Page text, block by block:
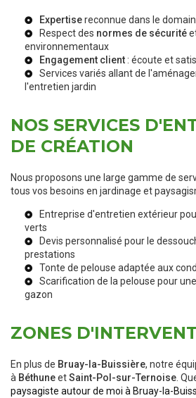
Expertisereconnue dans le
Respect des normes de sécurité
environnementaux
Engagement client : écoute et
Services variés allant de l'
l'entretien jardin
NOS SERVICES
DE CRÉATION
Nous proposons une large gamme de
tous vos besoins en jardinage et
Entreprise d'entretien extérieur
verts
Devis personnalisé pour le
prestations
Tonte de pelouse adaptée aux
Scarification de la pelouse pour
gazon
ZONES
En plus de Bruay-la-Buissière, notre
à BéthuneetSaint-Pol-sur-Ternoise .
paysagiste autour de moi à Bruay-la-